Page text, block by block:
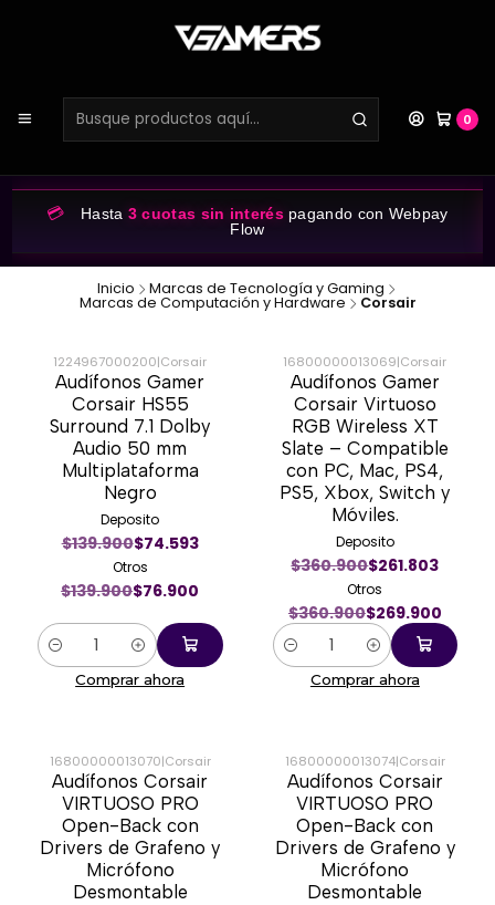
0
💳 Hasta 3 cuotas sin interéspagando con Webpay
Flow
Inicio Marcas de Tecnología y Gaming
Marcas de Computación y Hardware Corsair
-45%
1224967000200|Corsair
Audífonos Gamer
Corsair HS55
Surround 7.1 Dolby
Audio 50 mm
Multiplataforma
Negro
Deposito
$139.900$74.593
Otros
$139.900$76.900
Cantidad
Comprar ahora
-25%
16800000013069|Corsair
Audífonos Gamer
Corsair Virtuoso
RGB Wireless XT
Slate – Compatible
con PC, Mac, PS4,
PS5, Xbox, Switch y
Móviles.
Deposito
$360.900$261.803
Otros
$360.900$269.900
Cantidad
Comprar ahora
-29%
16800000013070|Corsair
Audífonos Corsair
VIRTUOSO PRO
Open-Back con
Drivers de Grafeno y
Micrófono
Desmontable
-29%
16800000013074|Corsair
Audífonos Corsair
VIRTUOSO PRO
Open-Back con
Drivers de Grafeno y
Micrófono
Desmontable